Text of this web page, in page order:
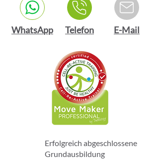
WhatsApp Telefon E-Mail
Erfolgreich abgeschlossene
Grundausbildung